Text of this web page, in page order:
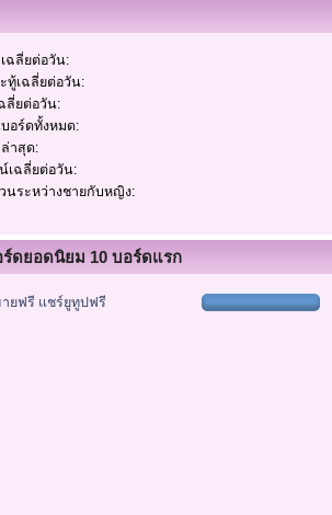
ฉลี่ยต่อวัน:
ทู้เฉลี่ยต่อวัน:
ลี่ยต่อวัน:
อร์ดทั้งหมด:
าสุด:
เฉลี่ยต่อวัน:
นระหว่างชายกับหญิง:
ดยอดนิยม 10 บอร์ดแรก
ยฟรี แชร์ยูทูปฟรี